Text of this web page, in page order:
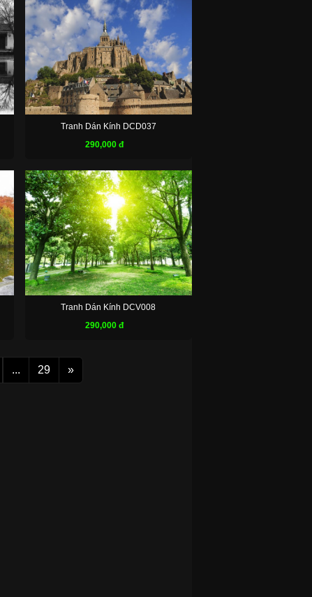
Tranh Dán Kính DCD037
290,000 đ
Tranh Dán Kính DCV008
290,000 đ
... 29 »